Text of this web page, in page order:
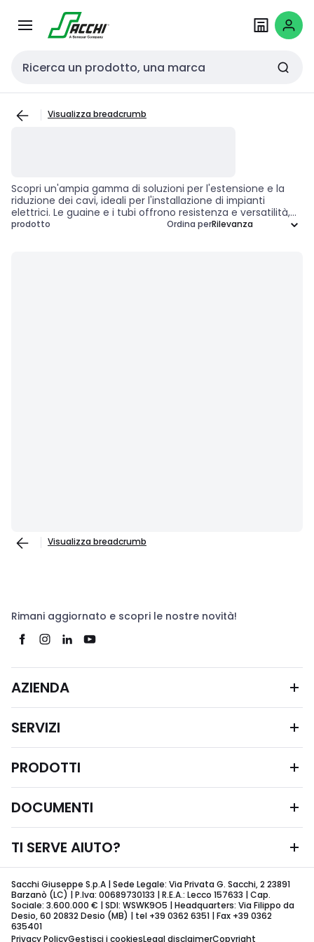
navigazionecontenuto
Cerca input
Visualizza breadcrumb
Scopri un'ampia gamma di soluzioni per l'estensione e la
riduzione dei cavi, ideali per l'installazione di impianti
elettrici. Le guaine e i tubi offrono resistenza e versatilità,
garantendo una gestione efficiente dei cablaggi.
prodotto Ordina per
Visualizza breadcrumb
Rimani aggiornato e scopri le nostre novità!
AZIENDA
SERVIZI
PRODOTTI
DOCUMENTI
TI SERVE AIUTO?
Sacchi Giuseppe S.p.A | Sede Legale: Via Privata G. Sacchi, 2 23891
Barzanò (LC) | P.Iva: 00689730133 | R.E.A.: Lecco 157633 | Cap.
Sociale: 3.600.000 € | SDI: WSWK9O5 | Headquarters: Via Filippo da
Desio, 60 20832 Desio (MB) | tel +39 0362 6351 | Fax +39 0362
635401
Privacy PolicyGestisci i cookiesLegal disclaimerCopyright